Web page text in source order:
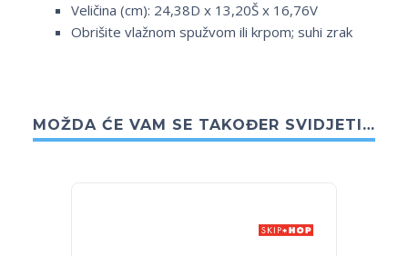
Veličina (cm): 24,38D x 13,20Š x 16,76V
Obrišite vlažnom spužvom ili krpom; suhi zrak
MOŽDA ĆE VAM SE TAKOĐER SVIDJETI…